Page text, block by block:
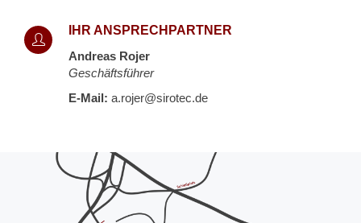
IHR ANSPRECHPARTNER
Andreas Rojer
Geschäftsführer
E-Mail: a.rojer@sirotec.de